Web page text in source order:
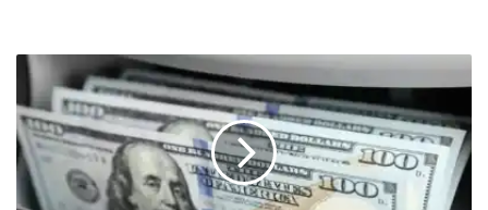
ز
ي
ا
د
ة
ج